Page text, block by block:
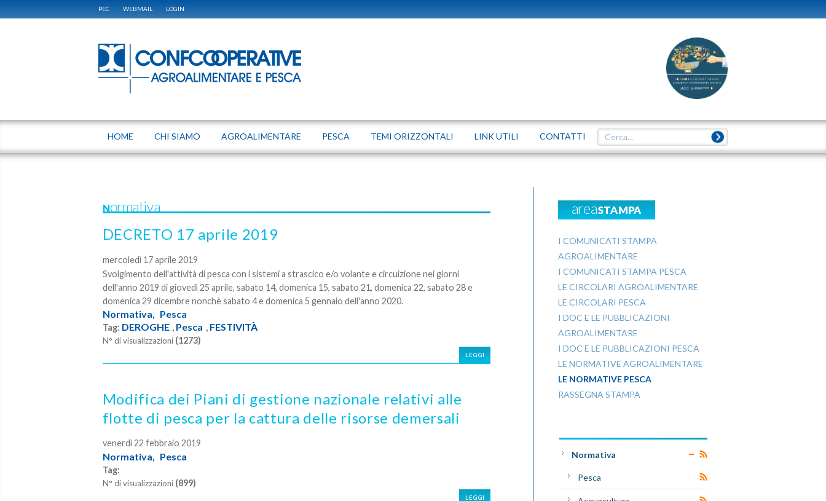
PEC WEBMAIL LOGIN
HOME CHI SIAMO AGROALIMENTARE PESCA TEMI ORIZZONTALI LINK UTILI CONTATTI
Normativa
DECRETO 17 aprile 2019
mercoledì 17 aprile 2019
Svolgimento dell'attività di pesca con i sistemi a strascico e/o volante e circuizione nei giorni
dell'anno 2019 di giovedì 25 aprile, sabato 14, domenica 15, sabato 21, domenica 22, sabato 28 e
domenica 29 dicembre nonchè sabato 4 e domenica 5 gennaio dell'anno 2020.
Normativa, Pesca
Tag: DEROGHE , Pesca , FESTIVITÀ
N° di visualizzazioni (1273)
LEGGI
Modifica dei Piani di gestione nazionale relativi alle
flotte di pesca per la cattura delle risorse demersali
venerdì 22 febbraio 2019
Normativa, Pesca
Tag:
N° di visualizzazioni (899)
LEGGI
areaSTAMPA
I COMUNICATI STAMPA
AGROALIMENTARE
I COMUNICATI STAMPA PESCA
LE CIRCOLARI AGROALIMENTARE
LE CIRCOLARI PESCA
I DOC E LE PUBBLICAZIONI
AGROALIMENTARE
I DOC E LE PUBBLICAZIONI PESCA
LE NORMATIVE AGROALIMENTARE
LE NORMATIVE PESCA
RASSEGNA STAMPA
Normativa
Pesca